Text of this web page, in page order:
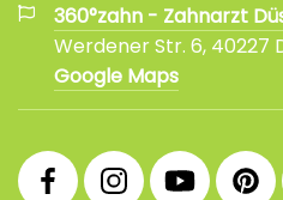
360°zahn - Zahnarzt
Werdener Str. 6, 40227
Google Maps
360°
Facebook
360°
Instagram
360°
YouTube